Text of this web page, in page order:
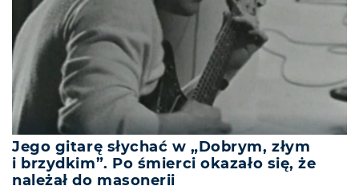
Jego gitarę słychać w „Dobrym, złym
i brzydkim”. Po śmierci okazało się, że
należał do masonerii